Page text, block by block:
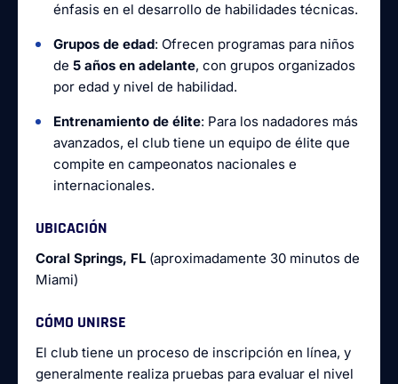
énfasis en el desarrollo de habilidades técnicas.
Grupos de edad: Ofrecen programas para niños
de 5 años en adelante, con grupos organizados
por edad y nivel de habilidad.
Entrenamiento de élite: Para los nadadores más
avanzados, el club tiene un equipo de élite que
compite en campeonatos nacionales e
internacionales.
UBICACIÓN
Coral Springs, FL (aproximadamente 30 minutos de
Miami)
CÓMO UNIRSE
El club tiene un proceso de inscripción en línea, y
generalmente realiza pruebas para evaluar el nivel